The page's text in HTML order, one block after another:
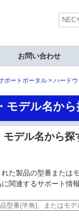
お問い合わせ
ポートポータル ハード
モデル名か
モデル名から探
れた製品の型番または
に関連するサポート情